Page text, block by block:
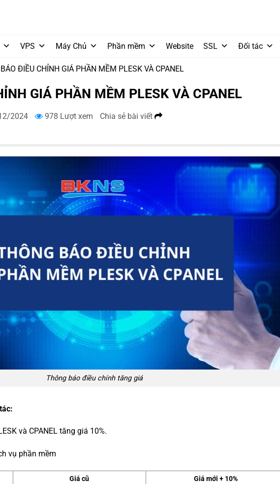
VPS Máy Chủ Phần mềm Website SSL Đối tác
ĐIỀU CHỈNH GIÁ PHẦN MỀM PLESK VÀ CPANEL
GIÁ PHẦN MỀM PLESK VÀ CPANEL
2024 978 Lượt xem Chia sẻ bài viết
Thông báo điều chính tăng giá
và CPANEL tăng giá 10%.
vụ phần mềm
Giá cũ
Giá mới + 10%